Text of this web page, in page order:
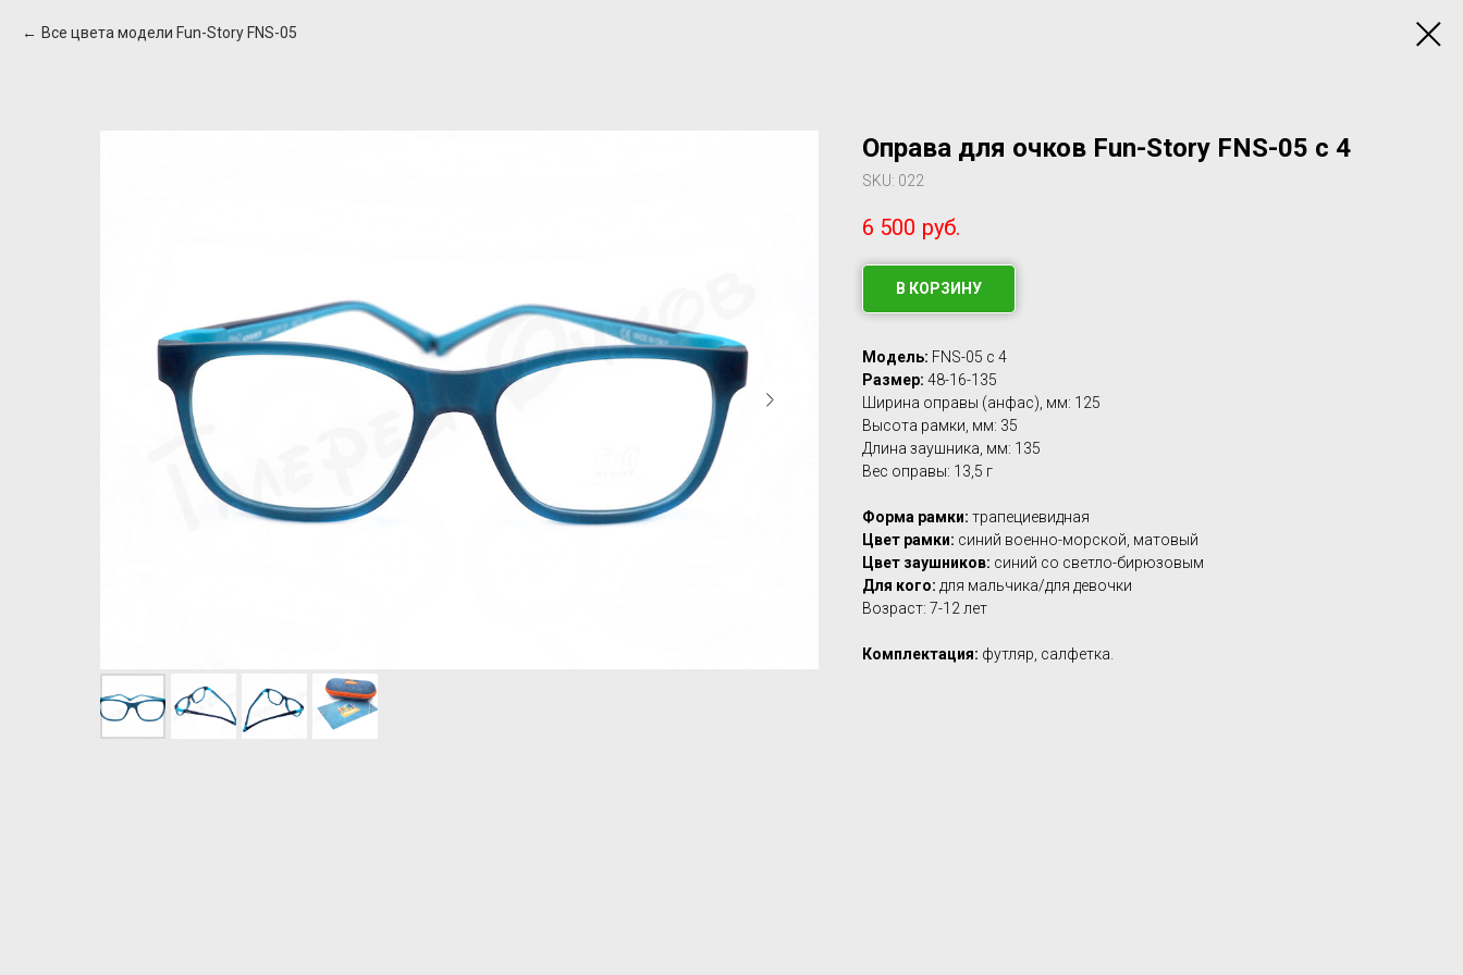
Все цвета модели Fun-Story FNS-05
Оправа для очков Fun-Story FNS-05 с 4
SKU: 022
6 500 руб.
В КОРЗИНУ
Модель: FNS-05 c 4
Размер: 48-16-135
Ширина оправы (анфас), мм: 125
Высота рамки, мм: 35
Длина заушника, мм: 135
Вес оправы: 13,5 г
Форма рамки: трапециевидная
Цвет рамки: синий военно-морской, матовый
Цвет заушников: синий со светло-бирюзовым
Для кого: для мальчика/для девочки
Возраст: 7-12 лет
Комплектация: футляр, салфетка.